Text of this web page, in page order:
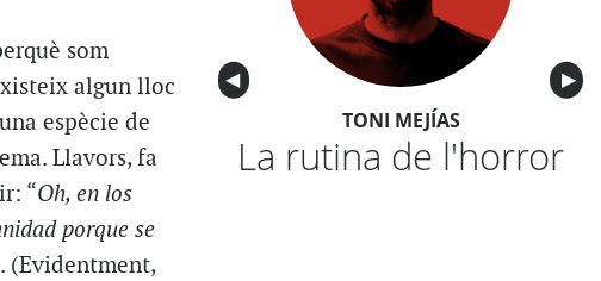
som
algun lloc
espècie de
Llavors, fa
“Oh, en los
porque se
(Evidentment,
Anterior
◀︎ ▶︎
TONI MEJÍAS
La rutina de l'horror